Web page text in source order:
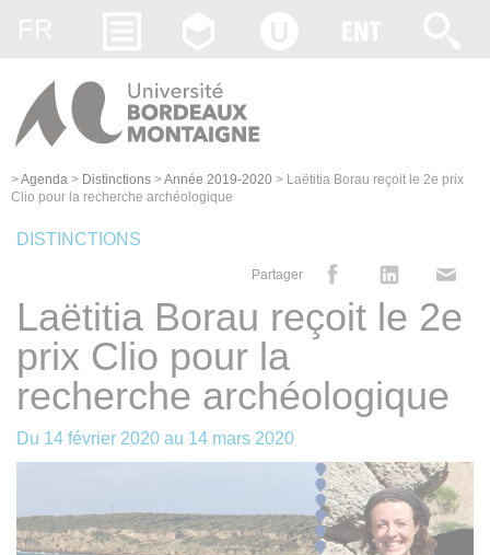
>Agenda > Distinctions >Année 2019-2020 > Laëtitia Borau reçoit le 2e prix
Clio pour la recherche archéologique
DISTINCTIONS
Partager
Laëtitia Borau reçoit le 2e
prix Clio pour la
recherche archéologique
Du 14 février 2020 au 14 mars 2020